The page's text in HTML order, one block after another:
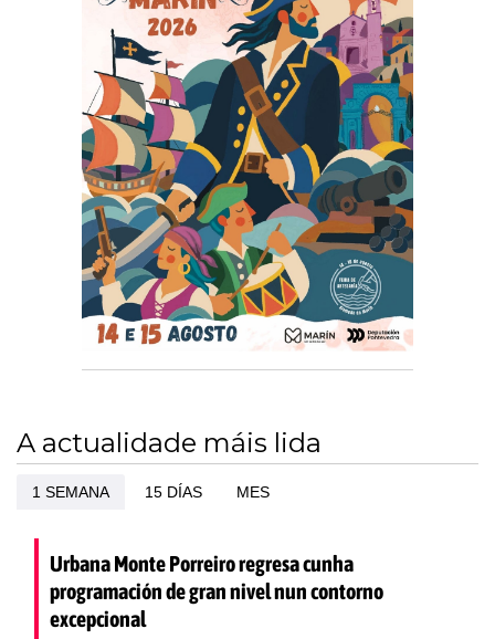
A actualidade máis lida
1 SEMANA 15 DÍAS MES
Urbana Monte Porreiro regresa cunha
programación de gran nivel nun contorno
excepcional